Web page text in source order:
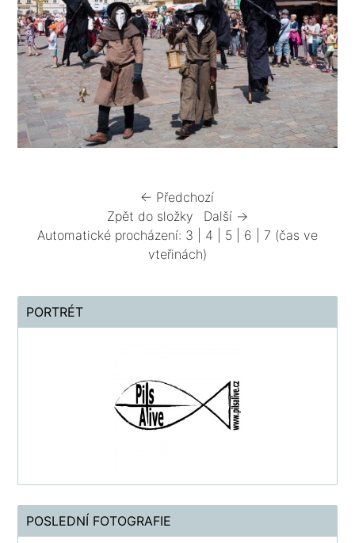
← Předchozí
Zpět do složky
Další →
Automatické procházení: 3 4 5 6 7 (čas ve
vteřinách)
PORTRÉT
POSLEDNÍ FOTOGRAFIE